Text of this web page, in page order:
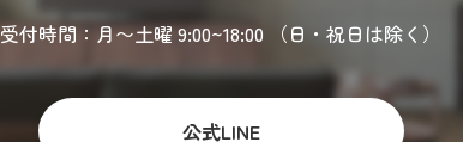
受付時間：月〜土曜 9:00~18:00 （日・祝日は除く）
公式LINE